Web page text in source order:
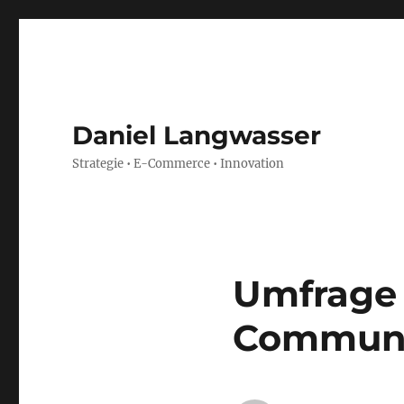
Daniel Langwasser
Strategie • E-Commerce • Innovation